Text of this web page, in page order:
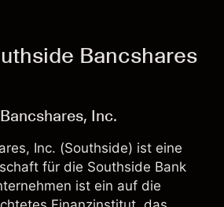
Bancshares
Inc.
Inc. (Southside) ist eine
für die Southside Bank
ist ein auf die